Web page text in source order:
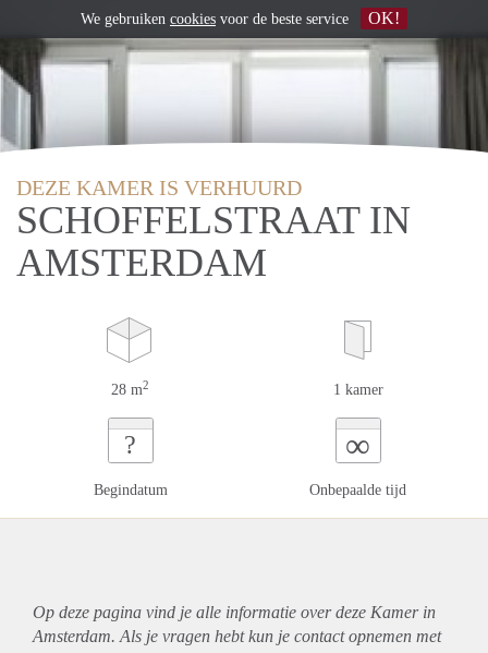
DEZE KAMER IS VERHUURD
SCHOFFELSTRAAT IN
AMSTERDAM
28 m2 1 kamer
?
Begindatum
∞
Onbepaalde tijd
Op deze pagina vind je alle informatie over deze Kamer in
Amsterdam. Als je vragen hebt kun je contact opnemen met
We gebruiken cookies voor de beste service OK!